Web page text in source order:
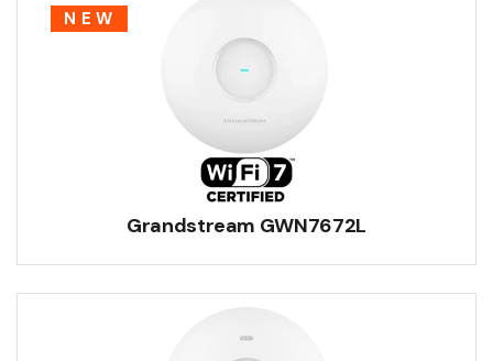
NEW
Grandstream GWN7672L